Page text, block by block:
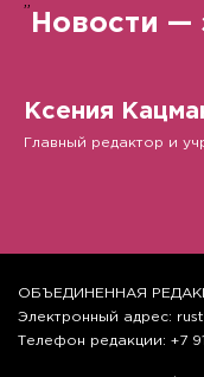
” Новости —
Ксения
Главный редактор и
ОБЪЕДИНЕННАЯ
Электронный адрес:
Телефон редакции: +7